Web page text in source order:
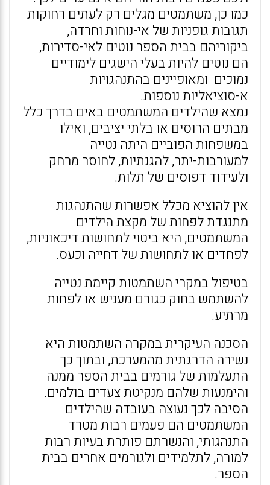
כמו כן, משתמטים מגלים רק לעתים רחוקות
תגובות גופניות של אי-נוחות וחרדה,
ביקוריהם בבית הספר נוטים לאי-סדירות,
הם נוטים להיות בעלי הישגים לימודיים
נמוכים ומאופיינים בהתנהגויות
א-סוציאליות נוספות.
נמצא שהילדים המשתמטים באים בדרך כלל
מבתים הרוסים או בלתי יציבים, ואילו
במשפחות הפוביים היתה נטייה
למעורבות-יתר, להגנתיות, לחוסר מרחק
ולעידוד דפוסים של תלות.
אין להוציא מכלל אפשרות שהתנהגות
מתנגדת לפחות של מקצת הילדים
המשתמטים, היא ביטוי לתחושות דיכאוניות,
לפחדים או לתחושות של דחייה וכעס.
בטיפול במקרי השתמטות קיימת נטייה
להשתמש בחוק כגורם מעניש או לפחות
מרתיע.
הסכנה העיקרית במקרה השתמטות היא
נשירה הדרגתית מהמערכת, ובתוך כך
התעלמות של גורמים בבית הספר ממנה
והימנעות שלהם מנקיטת צעדים בולמים.
הסיבה לכך נעוצה בעובדה שהילדים
המשתמטים הם פעמים רבות מטרד
התנהגותי, והנשרתם פותרת בעיות רבות
למורה, לתלמידים ולגורמים אחרים בבית
הספר.